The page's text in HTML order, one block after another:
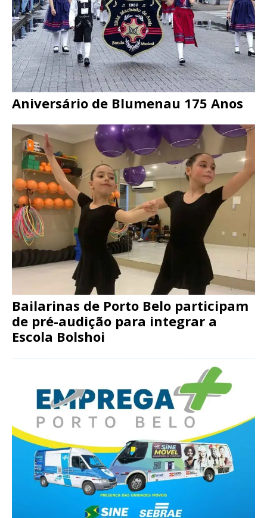
Aniversário de Blumenau 175 Anos
Bailarinas de Porto Belo participam
de pré-audição para integrar a
Escola Bolshoi